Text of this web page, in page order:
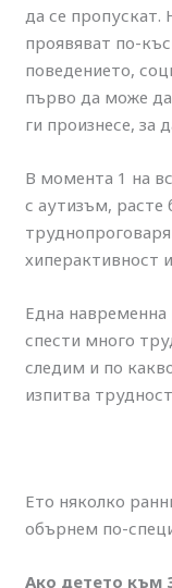
да се пропускат.
проявяват по-
поведението,
първо да може
ги произнесе, за
В момента 1 на
с аутизъм, расте
хиперактивност
Една навременна
спести много
следим и по
изпитва
Ето няколко
обърнем по-
Ако детето към